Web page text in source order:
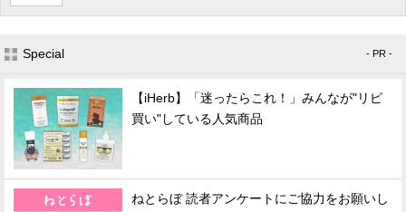
Special - PR -
【iHerb】「迷ったらこれ！」みんなが"リピ
買い"している人気商品
ねとらぼ 読者アンケートにご協力をお願いし